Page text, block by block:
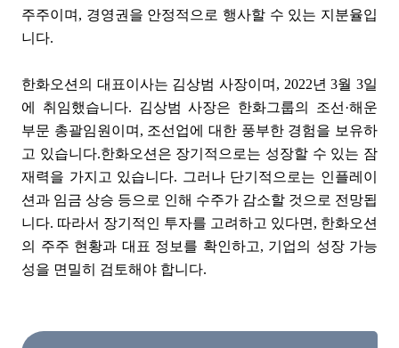
주주이며, 경영권을 안정적으로 행사할 수 있는 지분율입
니다.
한화오션의 대표이사는 김상범 사장이며, 2022년 3월 3일
에 취임했습니다. 김상범 사장은 한화그룹의 조선·해운
부문 총괄임원이며, 조선업에 대한 풍부한 경험을 보유하
고 있습니다.한화오션은 장기적으로는 성장할 수 있는 잠
재력을 가지고 있습니다. 그러나 단기적으로는 인플레이
션과 임금 상승 등으로 인해 수주가 감소할 것으로 전망됩
니다. 따라서 장기적인 투자를 고려하고 있다면, 한화오션
의 주주 현황과 대표 정보를 확인하고, 기업의 성장 가능
성을 면밀히 검토해야 합니다.